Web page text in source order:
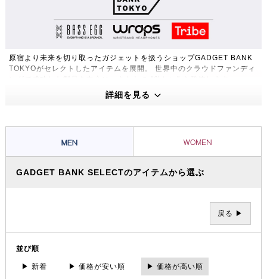
原宿より未来を切り取ったガジェットを扱うショップGADGET BANK
TOKYOがセレクトしたアイテムを展開。 世界中のクラウドファンディ
詳細を見る
GADGET BANK SELECTのアイテムから選ぶ
戻る ▶
並び順
▶ 新着 ▶ 価格が安い順 ▶ 価格が高い順